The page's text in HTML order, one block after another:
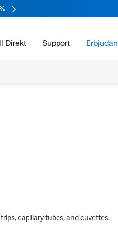
Direkt Support
capillary tubes, and cuvettes.